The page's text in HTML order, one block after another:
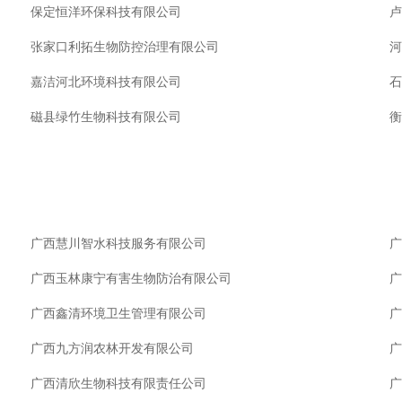
保定恒洋环保科技有限公司
张家口利拓生物防控治理有限公司
嘉洁河北环境科技有限公司
磁县绿竹生物科技有限公司
广西慧川智水科技服务有限公司
广西玉林康宁有害生物防治有限公司
广西鑫清环境卫生管理有限公司
广西九方润农林开发有限公司
广西清欣生物科技有限责任公司